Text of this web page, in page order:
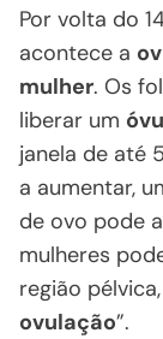
Por volta do
acontece a
mulher. Os
liberar um
janela de até
a aumentar,
de ovo pode
mulheres
região
ovulação”.